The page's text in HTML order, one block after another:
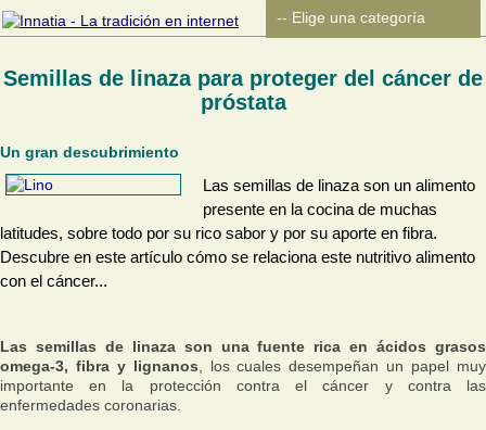
Semillas de linaza para proteger del cáncer de
próstata
Un gran descubrimiento
Las semillas de linaza son un alimento
presente en la cocina de muchas
latitudes, sobre todo por su rico sabor y por su aporte en fibra.
Descubre en este artículo cómo se relaciona este nutritivo alimento
con el cáncer...
Las semillas de linaza son una fuente rica en ácidos grasos
omega-3, fibra y lignanos , los cuales desempeñan un papel muy
importante en la protección contra el cáncer y contra las
enfermedades coronarias.